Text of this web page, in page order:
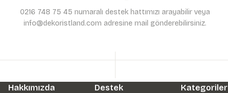
0216 748 75 45 numaralı destek hattımızı arayabilir veya
info@dekoristland.com adresine mail gönderebilirsiniz.
Hakkımızda Destek Kategoriler